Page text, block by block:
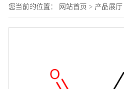
您当前的位置： 网站首页 > 产品展厅